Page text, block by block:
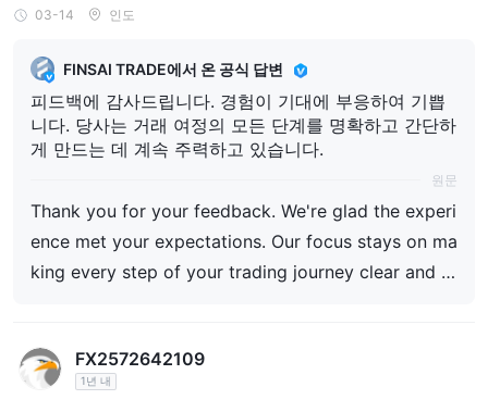
03-14 인도
FINSAI TRADE에서 온 공식 답변
피드백에 감사드립니다. 경험이 기대에 부응하여 기쁩
니다. 당사는 거래 여정의 모든 단계를 명확하고 간단하
게 만드는 데 계속 주력하고 있습니다.
원문
Thank you for your feedback. We're glad the experi
ence met your expectations. Our focus stays on ma
king every step of your trading journey clear and st
FX2572642109
1년 내